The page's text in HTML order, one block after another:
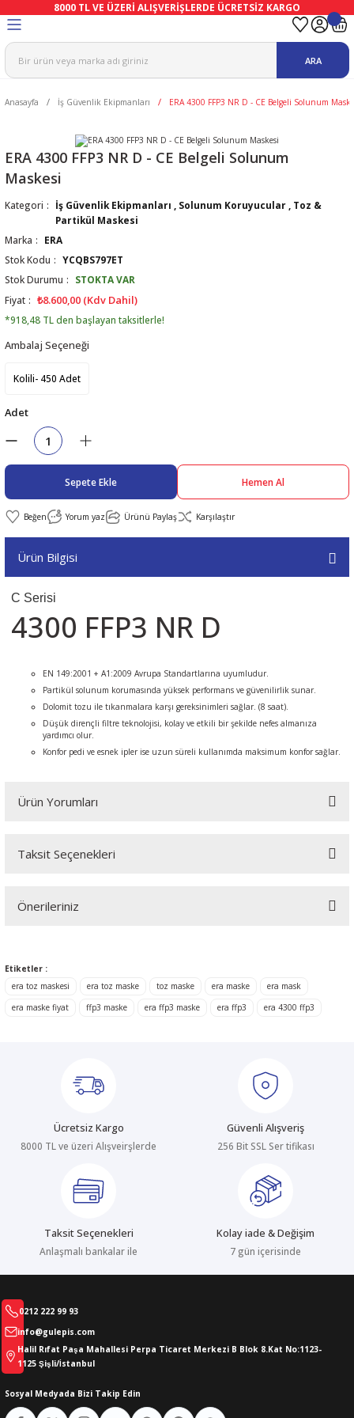
8000 TL VE ÜZERİ ALIŞVERİŞLERDE ÜCRETSİZ KARGO
Eldivenler
Ekipmanları
ARA
Anasayfa İş Güvenlik Ekipmanları ERA 4300 FFP3 NR D - CE Belgeli Solunum
ERA 4300 FFP3 NR D - CE Belgeli Solunum
Maskesi
Kategori İş Güvenlik Ekipmanları Solunum Koruyucular
Toz &
Partikül Maskesi
Marka
ERA
Stok Kodu
YCQBS797ET
Stok Durumu
STOKTA VAR
Fiyat
₺8.600,00 (Kdv Dahil)
*918,48 TL den başlayan taksitlerle!
Ambalaj Seçeneği
Kolili- 450 Adet
Adet
Sepete Ekle Hemen Al
Yorum yaz Ürünü Paylaş Karşılaştır
Ürün Bilgisi
C Serisi
4300 FFP3 NR D
EN 149:2001 + A1:2009 Avrupa Standartlarına uyumludur.
Partikül solunum korumasında yüksek performans ve güvenilirlik sunar.
Dolomit tozu ile tıkanmalara karşı gereksinimleri sağlar. (8 saat).
Düşük dirençli filtre teknolojisi, kolay ve etkili bir şekilde nefes almanıza
yardımcı olur.
Konfor pedi ve esnek ipler ise uzun süreli kullanımda maksimum konfor sağlar.
Ürün Yorumları
Bu ürüne ilk yorumu siz yapın!
Taksit Seçenekleri
Önerileriniz
tarafımıza iletebilirsiniz.
Görüş ve önerileriniz için teşekkür ederiz.
Ürün fiyatı diğer sitelerden daha pahalı.
Etiketler :
era toz maskesi
era toz maske toz maske era maske
era mask
era maske fiyat
ffp3 maske era ffp3 maske era ffp3 era 4300 ffp3
Ücretsiz Kargo
8000 TL ve üzeri Alışveirşlerde
Güvenli Alışveriş
256 Bit SSL Ser tifikası
Taksit Seçenekleri
Anlaşmalı bankalar ile
Kolay iade & Değişim
7 gün içerisinde
0212 222 99 93
info@gulepis.com
Halil Rıfat Paşa Mahallesi Perpa Ticaret Merkezi B Blok 8.Kat No:1123-
1125 Şişli/İstanbul
Sosyal Medyada Bizi Takip Edin